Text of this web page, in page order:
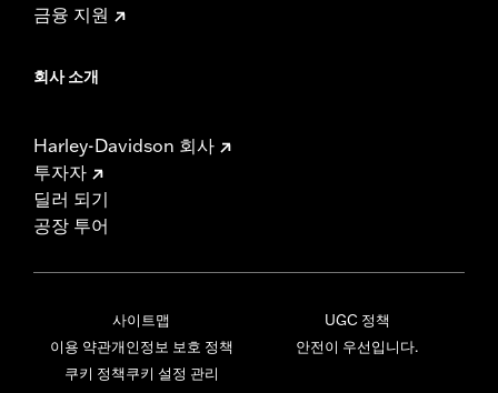
금융 지원
회사 소개
Harley-Davidson 회사
투자자
딜러 되기
공장 투어
사이트맵
이용 약관개인정보 보호 정책
쿠키 정책쿠키 설정 관리
UGC 정책
안전이 우선입니다.